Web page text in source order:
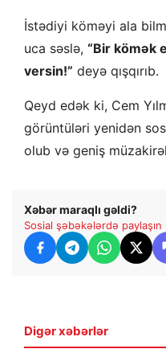
İstədiyi köməyi ala
uca səslə, “Bir kömək
versin!” deyə qışqırıb.
Qeyd edək ki, Cem
görüntüləri yenidən
olub və geniş
Xəbər maraqlı gəldi?
Sosial şəbəkələrdə paylaşın
Digər xəbərlər